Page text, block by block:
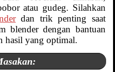
atau gudeg. Silahkan
dan trik penting saat
blender dengan bantuan
hasil yang optimal.